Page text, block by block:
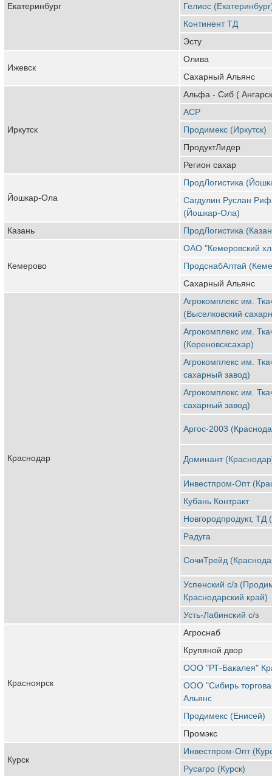
Екатеринбург
Гелиос
Континент ТД
Эсту
Ижевск
Олива
Сахарный Альянс
Иркутск
Альфа - Сиб (
АСР
Продимекс (Иркутск)
ПродуктЛидер
Регион сахар
Йошкар-Ола
ПродЛогистика
Сагдулин Руслан
(Йошкар-Ола)
Казань
ПродЛогистика
Кемерово
ОАО "Кемеровский
ПродснабАлтай
Сахарный Альянс
Краснодар
Агрокомплекс им.
(Выселковский
Агрокомплекс им.
(Кореновсксахар)
Агрокомплекс им.
сахарный завод)
Агрокомплекс им.
сахарный завод)
Аргос-2003
Доминант
Инвестпром-Опт
Кубань Контракт
Новгородпродукт, ТД
Радуга
СочиТрейд
Успенский с/з
Краснодарский край)
Усть-Лабинский с/з
Красноярск
Агроснаб
Крупяной двор
ООО "РТ-Бакалея"
ООО "Сибирь
Альянс
Продимекс (Енисей)
Промэкс
Курск
Инвестпром-Опт
Русагро (Курск)